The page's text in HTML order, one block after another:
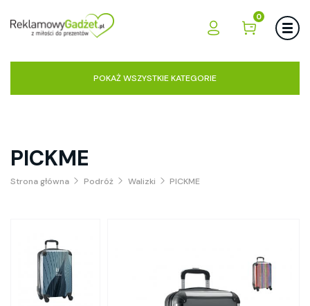
0
POKAŻ WSZYSTKIE KATEGORIE
PICKME
Strona główna Podróż Walizki PICKME